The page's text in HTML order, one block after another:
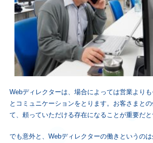
Webディレクターは、場合によっては営業より
とコミュニケーションをとります。 お客さまと
て、頼っていただける存在になることが重要だと
でも意外と、Webディレクターの働きというの